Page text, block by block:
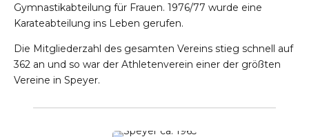
Gymnastikabteilung für Frauen. 1976/77 wurde eine
Karateabteilung ins Leben gerufen.
Die Mitgliederzahl des gesamten Vereins stieg schnell auf
362 an und so war der Athletenverein einer der größten
Vereine in Speyer.